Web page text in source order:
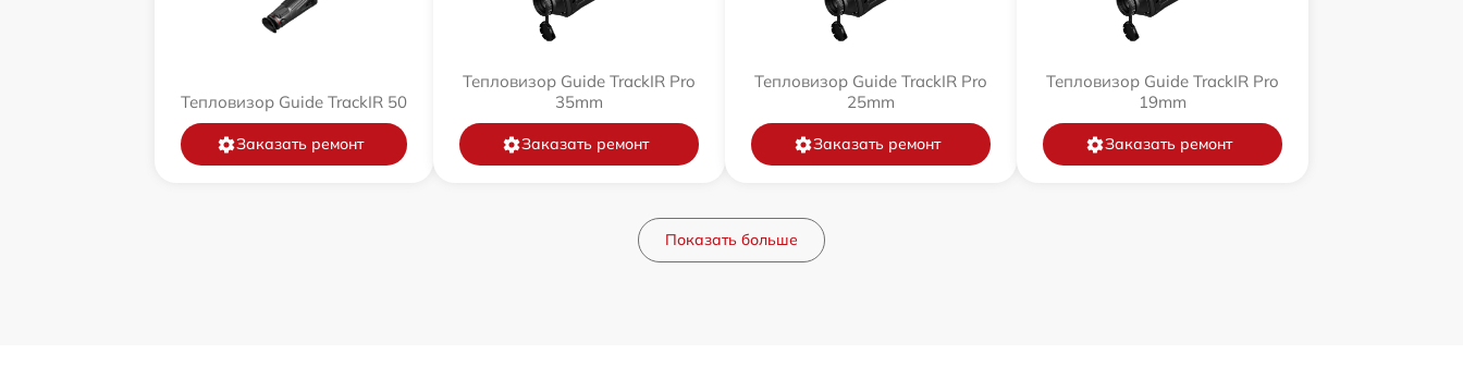
Тепловизор Guide TrackIR 50
Заказать ремонт
Тепловизор Guide TrackIR Pro
35mm
Заказать ремонт
Тепловизор Guide TrackIR Pro
25mm
Заказать ремонт
Тепловизор Guide TrackIR Pro
19mm
Заказать ремонт
Показать больше